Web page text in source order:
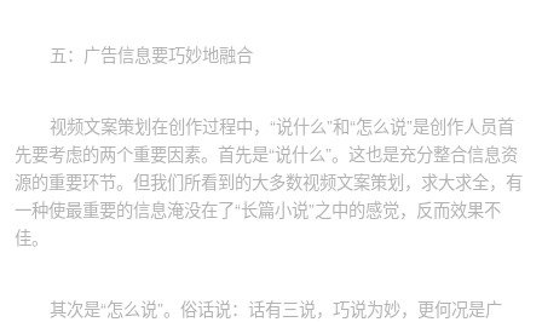
五：广告信息要巧妙地融合
视频文案策划在创作过程中，“说什么”和“怎么说”是创作人员首
先要考虑的两个重要因素。首先是“说什么”。这也是充分整合信息资
源的重要环节。但我们所看到的大多数视频文案策划，求大求全，有
一种使最重要的信息淹没在了“长篇小说”之中的感觉，反而效果不
佳。
其次是“怎么说”。俗话说：话有三说，巧说为妙，更何况是广